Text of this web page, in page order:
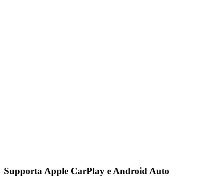
Supporta Apple CarPlay e Android Auto